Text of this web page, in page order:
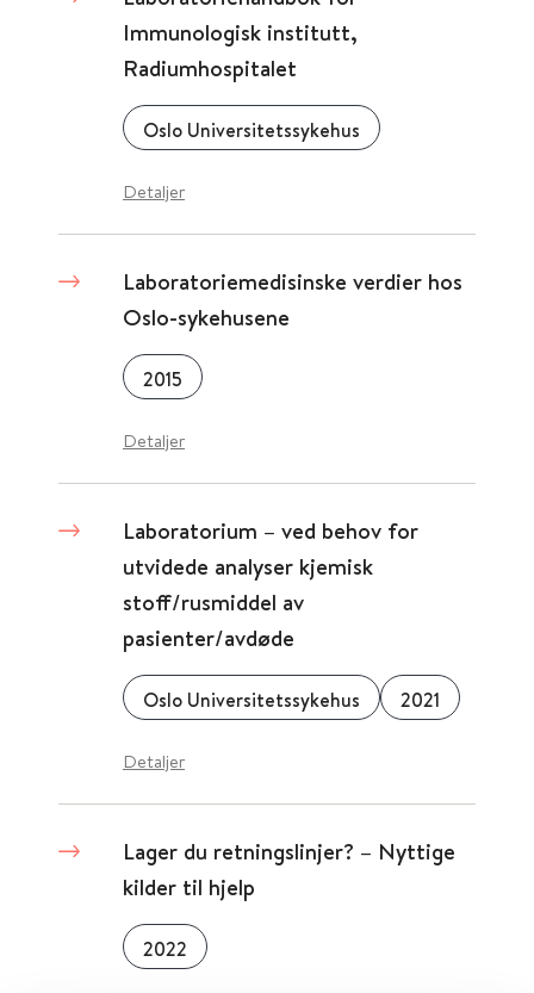
Immunologisk institutt,
Radiumhospitalet
Oslo Universitetssykehus
Detaljer
Laboratoriemedisinske verdier hos
Oslo-sykehusene
2015
Detaljer
Laboratorium – ved behov for
utvidede analyser kjemisk
stoff/rusmiddel av
pasienter/avdøde
Oslo Universitetssykehus 2021
Detaljer
Lager du retningslinjer? – Nyttige
kilder til hjelp
2022